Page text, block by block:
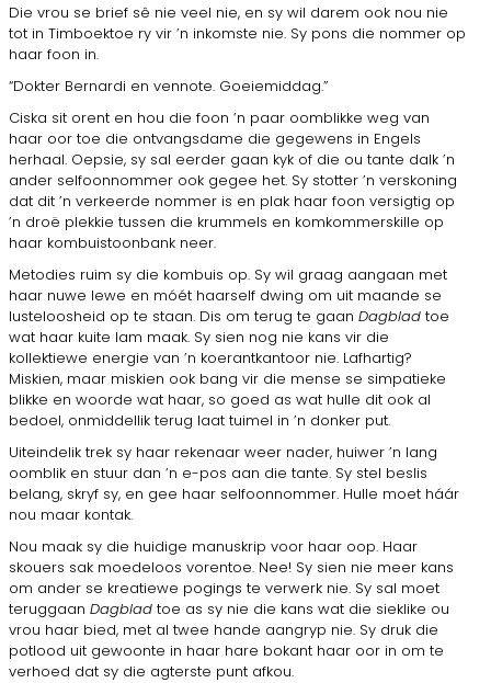
Die vrou se brief sê nie veel nie, en sy wil darem ook nou nie
tot in Timboektoe ry vir ’n inkomste nie. Sy pons die nommer op
haar foon in.
“Dokter Bernardi en vennote. Goeiemiddag.”
Ciska sit orent en hou die foon ’n paar oomblikke weg van
haar oor toe die ontvangsdame die gegewens in Engels
herhaal. Oepsie, sy sal eerder gaan kyk of die ou tante dalk ’n
ander selfoonnommer ook gegee het. Sy stotter ’n verskoning
dat dit ’n verkeerde nommer is en plak haar foon versigtig op
’n droë plekkie tussen die krummels en komkommerskille op
haar kombuistoonbank neer.
Metodies ruim sy die kombuis op. Sy wil graag aangaan met
haar nuwe lewe en móét haarself dwing om uit maande se
lusteloosheid op te staan. Dis om terug te gaan Dagblad toe
wat haar kuite lam maak. Sy sien nog nie kans vir die
kollektiewe energie van ’n koerantkantoor nie. Lafhartig?
Miskien, maar miskien ook bang vir die mense se simpatieke
blikke en woorde wat haar, so goed as wat hulle dit ook al
bedoel, onmiddellik terug laat tuimel in ’n donker put.
Uiteindelik trek sy haar rekenaar weer nader, huiwer ’n lang
oomblik en stuur dan ’n e-pos aan die tante. Sy stel beslis
belang, skryf sy, en gee haar selfoonnommer. Hulle moet háár
nou maar kontak.
Nou maak sy die huidige manuskrip voor haar oop. Haar
skouers sak moedeloos vorentoe. Nee! Sy sien nie meer kans
om ander se kreatiewe pogings te verwerk nie. Sy sal moet
teruggaan Dagblad toe as sy nie die kans wat die sieklike ou
vrou haar bied, met al twee hande aangryp nie. Sy druk die
potlood uit gewoonte in haar hare bokant haar oor in om te
verhoed dat sy die agterste punt afkou.